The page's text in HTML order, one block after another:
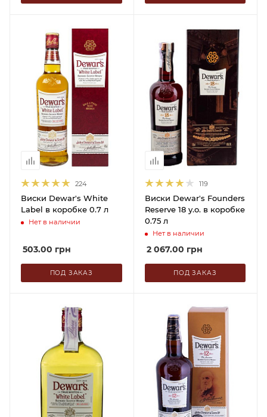
224
Виски Dewar's White
Label в коробке 0.7 л
Нет в наличии
503.00 грн
ПОД ЗАКАЗ
119
Виски Dewar's Founders
Reserve 18 y.o. в коробке
0.75 л
Нет в наличии
2 067.00 грн
ПОД ЗАКАЗ